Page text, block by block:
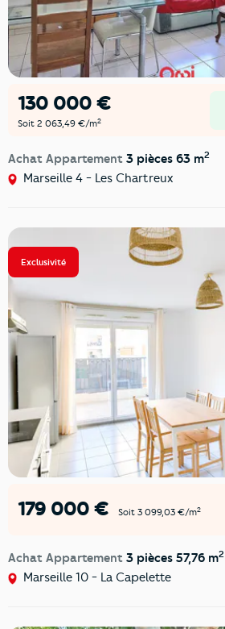
130 000 €
Soit 2 063,49 €/m2
Achat Appartement 3 pièces 63 m2
Marseille 4 - Les Chartreux
Exclusivité
179 000 € Soit 3 099,03 €/m2
Achat Appartement 3 pièces 57,76 m2
Marseille 10 - La Capelette